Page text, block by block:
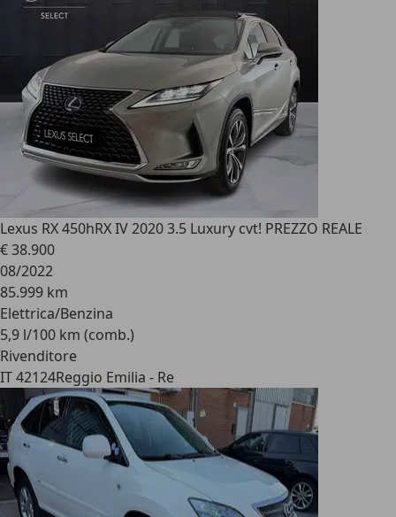
Lexus RX 450hRX IV 2020 3.5 Luxury cvt! PREZZO REALE
€ 38.900
08/2022
85.999 km
Elettrica/Benzina
5,9 l/100 km (comb.)
Rivenditore
IT 42124Reggio Emilia - Re